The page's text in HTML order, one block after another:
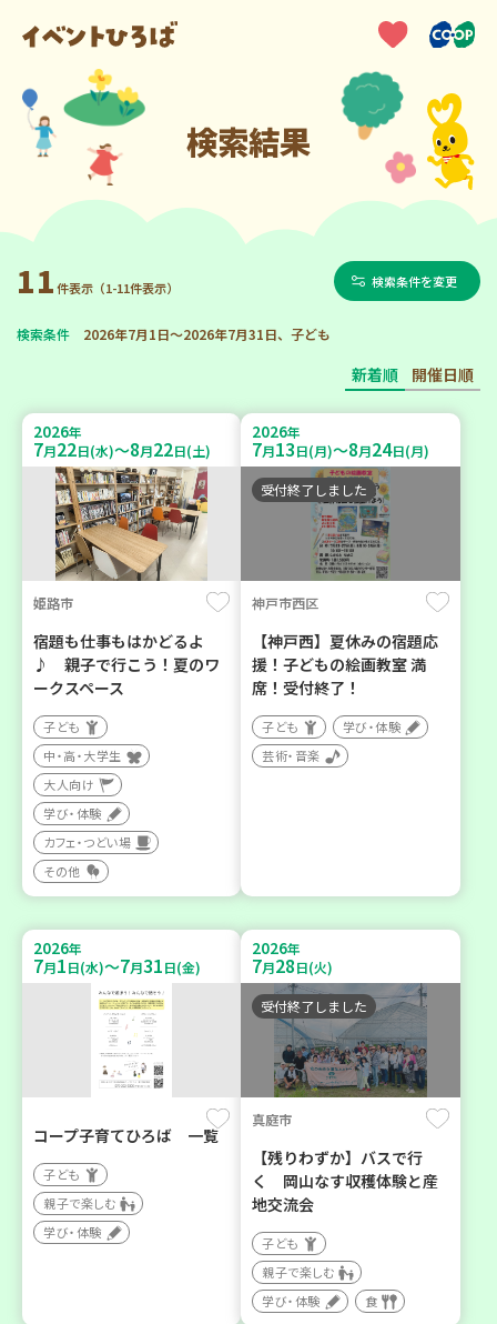
検索結果
11件表示（1-11件表示） 検索条件を変更
検索条件 2026年7月1日～2026年7月31日、子ども
新着順 開催日順
2026年
7月22日(水)～8月22日(土)
姫路市
宿題も仕事もはかどるよ
♪ 親子で行こう！夏のワ
ークスペース
子ども
中・高・大学生
大人向け
学び・体験
カフェ・つどい場
その他
2026年
7月13日(月)～8月24日(月)
受付終了しました
神戸市西区
【神戸西】夏休みの宿題応
援！子どもの絵画教室 満
席！受付終了！
子ども
学び・体験
芸術・音楽
2026年
7月1日(水)～7月31日(金)
コープ子育てひろば 一覧
子ども
親子で楽しむ
学び・体験
2026年
7月28日(火)
受付終了しました
真庭市
【残りわずか】バスで行
く 岡山なす収穫体験と産
地交流会
子ども
親子で楽しむ
学び・体験
食